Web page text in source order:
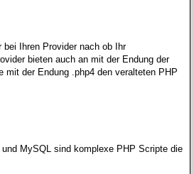
Ihren Provider nach ob Ihr
bieten auch an mit der Endung der
der Endung .php4 den veralteten PHP
MySQL sind komplexe PHP Scripte die